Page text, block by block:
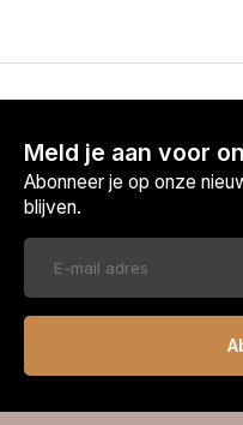
Meld je aan voor
Abonneer je op onze
blijven.